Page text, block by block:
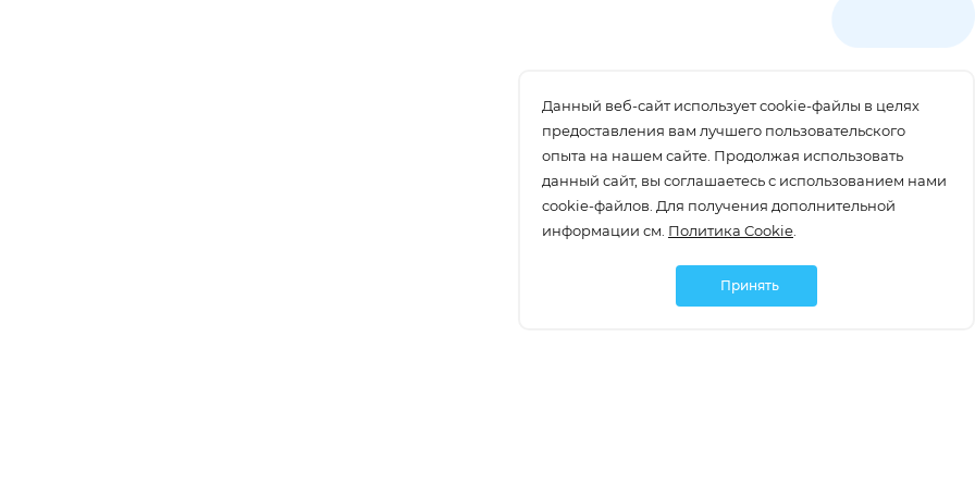
Данный веб-сайт использует cookie-файлы в целях
предоставления вам лучшего пользовательского
опыта на нашем сайте. Продолжая использовать
данный сайт, вы соглашаетесь с использованием нами
cookie-файлов. Для получения дополнительной
информации см. Политика Cookie
Принять